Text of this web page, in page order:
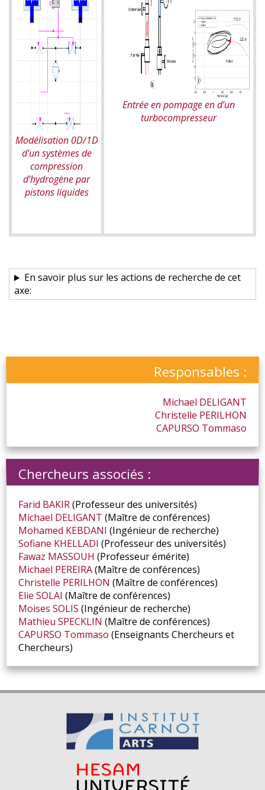
Modélisation 0D/1D
d'un systèmes de
compression
d’hydrogène par
pistons liquides
Entrée en pompage en d’un
turbocompresseur
En savoir plus sur les actions de recherche de cet
axe:
Responsables :
Michael DELIGANT
Christelle PERILHON
CAPURSO Tommaso
Chercheurs associés :
Farid BAKIR(Professeur des universités)
Michael DELIGANT (Maître de conférences)
Mohamed KEBDANI (Ingénieur de recherche)
Sofiane KHELLADI (Professeur des universités)
Fawaz MASSOUH (Professeur émérite)
Michael PEREIRA(Maître de conférences)
Christelle PERILHON (Maître de conférences)
Elie SOLAI (Maître de conférences)
Moises SOLIS (Ingénieur de recherche)
Mathieu SPECKLIN (Maître de conférences)
CAPURSO Tommaso (Enseignants Chercheurs et
Chercheurs)